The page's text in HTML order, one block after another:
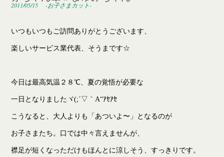
2011/05/15 -お子さまカット-
いつもいつもご訪問ありがとうございます、
楽しいサービス業代表、そうまです☆
今日は最高気温２８℃、夏の覚悟が必要な
一日となりましたヾ(;´▽｀A“ｱｾｱｾ
こうなると、大人よりも「あついよ〜」となるのが
お子さまたち。口では中々言えませんが、
襟足が短くなっただけもほんとに涼しそう、すっきりです。